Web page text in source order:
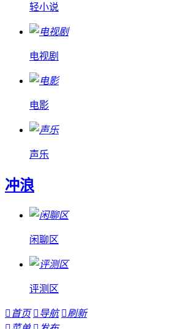
轻小说
电视剧
电影
声乐
冲浪
闲聊区
评测区
 首页  导航 刷新